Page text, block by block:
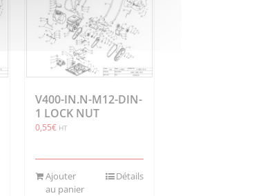
V400-IN.N-M12-DIN-
1 LOCK NUT
0,55€ HT
Ajouter
au panier
Détails